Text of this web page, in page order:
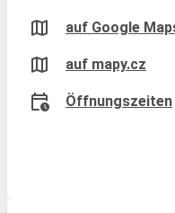
map auf Google
map auf mapy.cz
calendar_clock Öffnungszeiten